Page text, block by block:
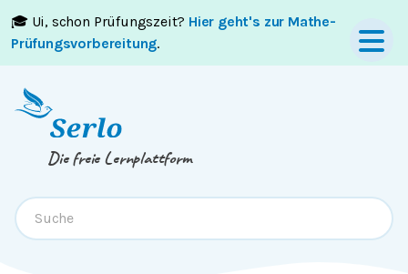
🎓 Ui, schon Prüfungszeit? Hier geht's zur Mathe-
Prüfungsvorbereitung.
Springe zumInhaltoderFooter
Die freie Lernplattform